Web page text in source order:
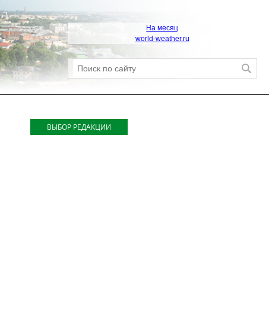
На месяц
world-weather.ru
ВЫБОР РЕДАКЦИИ